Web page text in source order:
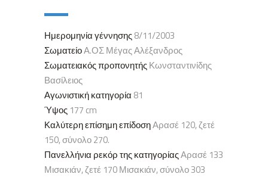
Ημερομηνία γέννησης8/11/2003
ΣωματείοΑ.ΟΣ Μέγας Αλέξανδρος
Σωματειακός προπονητήςΚωνσταντινίδης
Βασίλειος
Αγωνιστική κατηγορία 81
Ύψος 177 cm
Καλύτερη επίσημη επίδοσηΑρασέ 120, ζετέ
150, σύνολο 270.
Πανελλήνια ρεκόρ της κατηγορίαςΑρασέ 133
Μισακιάν, ζετέ 170 Μισακιάν, σύνολο 303